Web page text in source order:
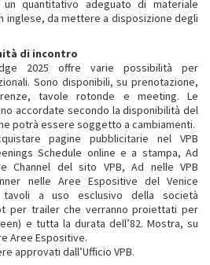
quantitativo adeguato di materiale
inglese, da mettere a disposizione degli
di incontro
2025 offre varie possibilità per
Sono disponibili, su prenotazione,
tavole rotonde e meeting. Le
accordate secondo la disponibilità del
potrà essere soggetto a cambiamenti.
pagine pubblicitarie nel VPB
Schedule online e a stampa, Ad
Channel del sito VPB, Ad nelle VPB
nelle Aree Espositive del Venice
tavoli a uso esclusivo della società
per trailer che verranno proiettati per
e tutta la durata dell’82. Mostra, su
Aree Espositive.
approvati dall’Ufficio VPB.